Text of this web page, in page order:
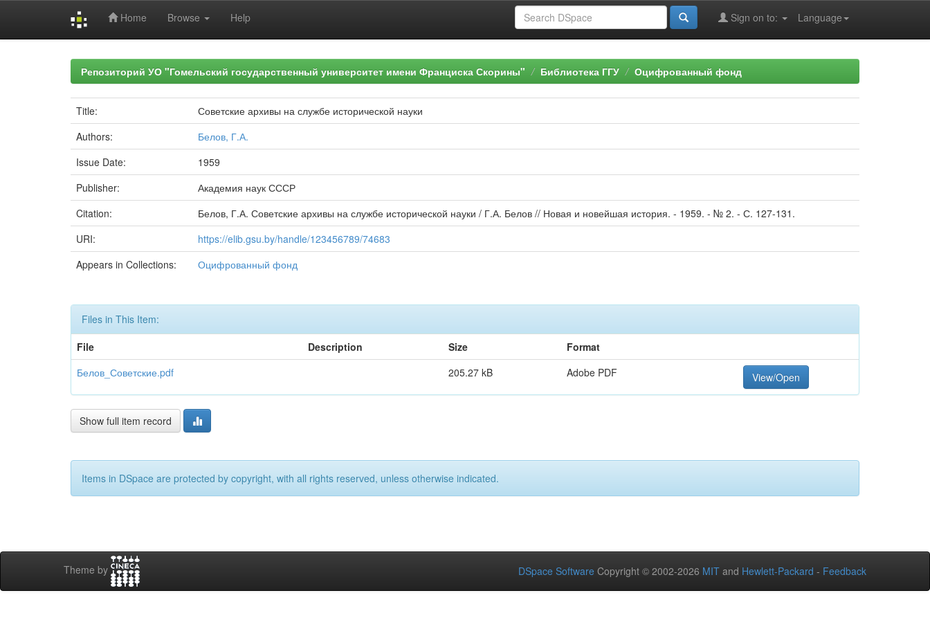
Home Browse Help Language
Sign on to:
Репозиторий УО "Гомельский государственный университет имени Франциска Скорины" Библиотека ГГУ Оцифрованный фонд
Title:
Советские архивы на службе исторической науки
Authors:
Белов, Г.А.
Issue Date:
1959
Publisher:
Академия наук СССР
Citation:
Белов, Г.А. Советские архивы на службе исторической науки / Г.А. Белов // Новая и новейшая история. - 1959. - № 2. - С. 127-131.
URI:
https://elib.gsu.by/handle/123456789/74683
Appears in Collections:
Оцифрованный фонд
Files in This Item:
File
Description Size
Format
Белов_Советские.pdf
205.27 kB Adobe PDF View/Open
Show full item record
Items in DSpace are protected by copyright, with all rights reserved, unless otherwise indicated.
Theme by DSpace Software Copyright © 2002-2026 MIT and Hewlett-Packard - Feedback